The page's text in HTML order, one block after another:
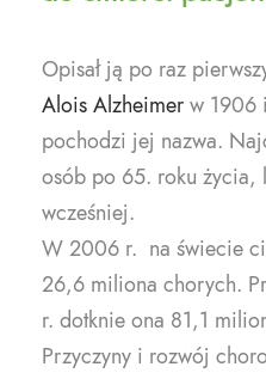
Opisał ją po raz
Alois Alzheimer w 1906
pochodzi jej nazwa.
osób po 65. roku życia,
wcześniej.
W 2006 r. na świecie
26,6 miliona chorych.
r. dotknie ona 81,1
Przyczyny i rozwój